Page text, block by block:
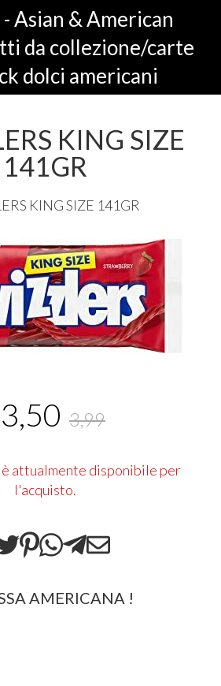
Asian & American
da collezione/carte
dolci americani
KING SIZE
141GR
KINGSIZE 141GR
3,50 3,99
attualmente disponibile per
l'acquisto.
AMERICANA !